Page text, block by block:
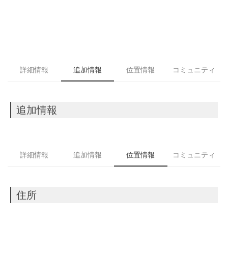
詳細情報 追加情報 位置情報 コミュニティ
追加情報
詳細情報 追加情報 位置情報 コミュニティ
住所